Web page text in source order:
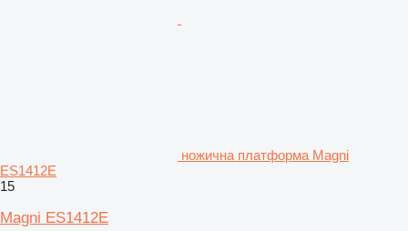
ножична платформа Magni
ES1412E
15
Magni ES1412E